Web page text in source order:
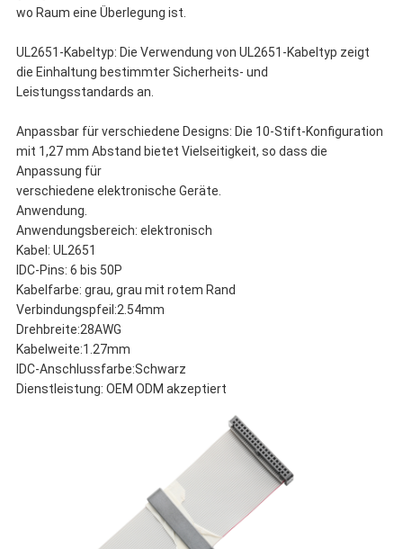
wo Raum eine Überlegung ist.
UL2651-Kabeltyp: Die Verwendung von UL2651-Kabeltyp zeigt
die Einhaltung bestimmter Sicherheits- und
Leistungsstandards an.
Anpassbar für verschiedene Designs: Die 10-Stift-Konfiguration
mit 1,27 mm Abstand bietet Vielseitigkeit, so dass die
Anpassung für
verschiedene elektronische Geräte.
Anwendung.
Anwendungsbereich: elektronisch
Kabel: UL2651
IDC-Pins: 6 bis 50P
Kabelfarbe: grau, grau mit rotem Rand
Verbindungspfeil:2.54mm
Drehbreite:28AWG
Kabelweite:1.27mm
IDC-Anschlussfarbe:Schwarz
Dienstleistung: OEM ODM akzeptiert